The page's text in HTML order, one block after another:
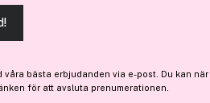
bästa erbjudanden via e-post. Du kan när
för att avsluta prenumerationen.